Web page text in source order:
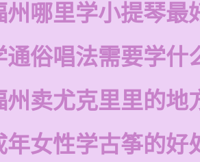
州哪里学小提琴最
通俗唱法需要学什
州卖尤克里里的地
年女性学古筝的好